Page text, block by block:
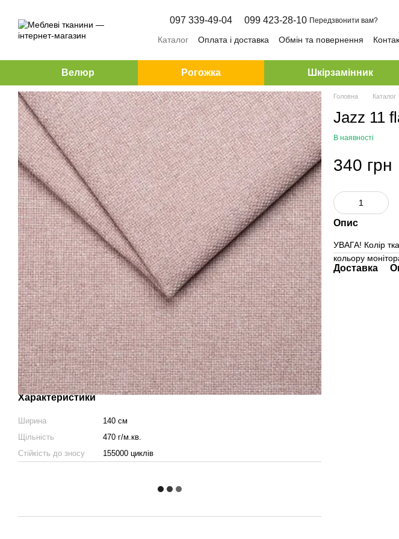
097 339-49-04 099 423-28-10 Передзвонити вам?
Каталог Оплата і доставка Обмін та повернення
Велюр Рогожка Шкірзамінник
Характеристики
Ширина
140 см
Щільність
470 г/м.кв.
Стійкість до зносу
155000 циклів
Головна Каталог
Jazz 11
В наявності
340 грн
Опис
УВАГА! Колір
кольору
Доставка